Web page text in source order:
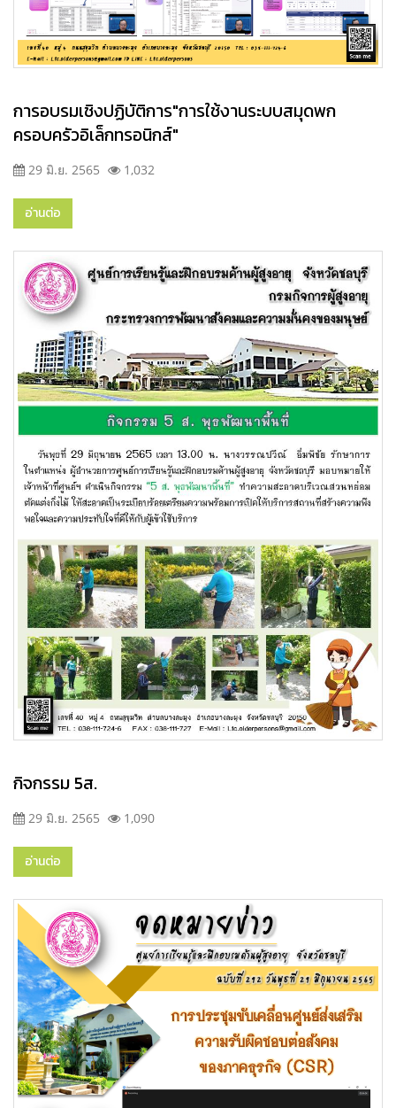
การอบรมเชิงปฏิบัติการ"การใช้งานระบบสมุดพก
ครอบครัวอิเล็กทรอนิกส์"
29 มิ.ย. 2565 1,032
อ่านต่อ
กิจกรรม 5ส.
29 มิ.ย. 2565 1,090
อ่านต่อ